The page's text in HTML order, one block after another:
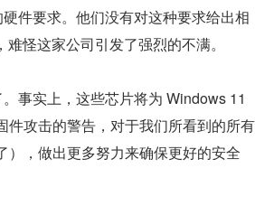
件要求。他们没有对这种要求给出相
怪这家公司引发了强烈的不满。
事实上，这些芯片将为 Windows 11
攻击的警告，对于我们所看到的所有
，做出更多努力来确保更好的安全